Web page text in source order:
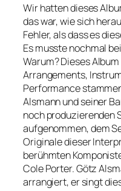
Wir hatten dieses
das war, wie sich
Fehler, als dass es
Es musste nochmal
Warum? Dieses
Arrangements,
Performance
Alsmann und seiner
noch produzierenden
aufgenommen, dem
Originale dieser
berühmten
Cole Porter. Götz
arrangiert, er singt